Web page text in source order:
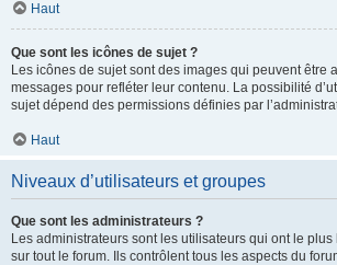
Haut
Que sont les icônes de sujet ?
Les icônes de sujet sont des images qui peuvent être
messages pour refléter leur contenu. La possibilité
sujet dépend des permissions définies par
Haut
Niveaux d’utilisateurs et groupes
Que sont les administrateurs ?
Les administrateurs sont les utilisateurs qui ont le
sur tout le forum. Ils contrôlent tous les aspects du